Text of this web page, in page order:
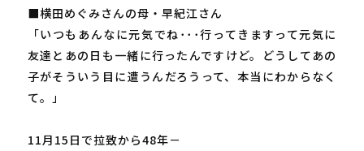
■横田めぐみさんの母・早紀江さん
「いつもあんなに元気でね･･･行ってきますって元気に
友達とあの日も一緒に行ったんですけど。どうしてあの
子がそういう目に遭うんだろうって、本当にわからなく
て。」
11月15日で拉致から48年－